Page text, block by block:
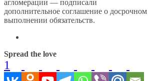
агломерации — подписали
дополнительное соглашение о досрочном
выполнении обязательств.
Spread the love
1